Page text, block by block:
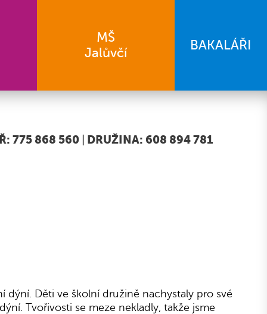
MŠ
Jalůvčí
BAKALÁŘI
775 868 560 DRUŽINA: 608 894 781
dýní. Děti ve školní družině nachystaly pro své
Tvořivosti se meze nekladly, takže jsme